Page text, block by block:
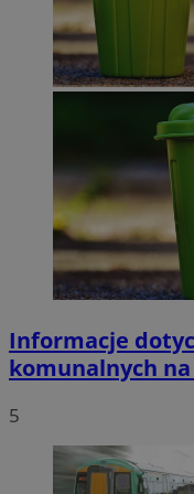
Informacje
komunalnych
5